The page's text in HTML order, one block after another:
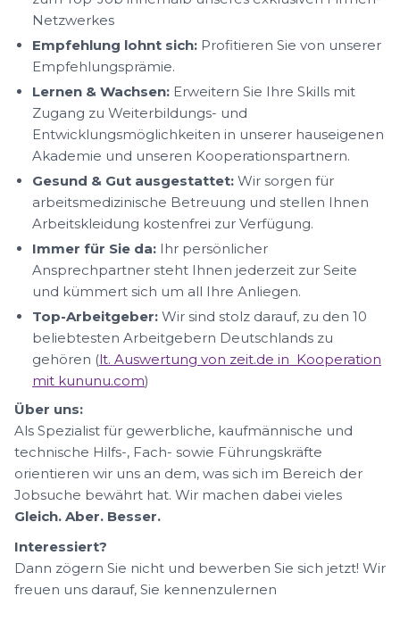
Netzwerkes
Empfehlung lohnt sich: Profitieren Sie von unserer
Empfehlungsprämie.
Lernen & Wachsen: Erweitern Sie Ihre Skills mit
Zugang zu Weiterbildungs- und
Entwicklungsmöglichkeiten in unserer hauseigenen
Akademie und unseren Kooperationspartnern.
Gesund & Gut ausgestattet: Wir sorgen für
arbeitsmedizinische Betreuung und stellen Ihnen
Arbeitskleidung kostenfrei zur Verfügung.
Immer für Sie da: Ihr persönlicher
Ansprechpartner steht Ihnen jederzeit zur Seite
und kümmert sich um all Ihre Anliegen.
Top-Arbeitgeber: Wir sind stolz darauf, zu den 10
beliebtesten Arbeitgebern Deutschlands zu
gehören (lt. Auswertung von zeit.de in Kooperation
mit kununu.com)
Über uns:
Als Spezialist für gewerbliche, kaufmännische und
technische Hilfs-, Fach- sowie Führungskräfte
orientieren wir uns an dem, was sich im Bereich der
Jobsuche bewährt hat. Wir machen dabei vieles
Gleich. Aber. Besser.
Interessiert?
Dann zögern Sie nicht und bewerben Sie sich jetzt! Wir
freuen uns darauf, Sie kennenzulernen